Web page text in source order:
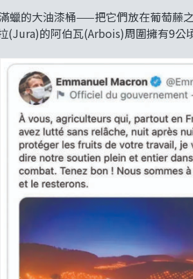
蠟的大油漆桶——把它們放在葡萄藤
(Jura)的阿伯瓦(Arbois)周圍擁有9公